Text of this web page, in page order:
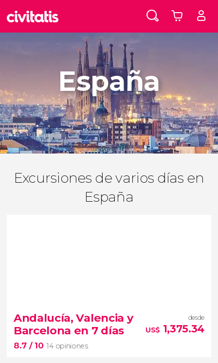
España
Excursiones de varios días en
España
Andalucía, Valencia y
Barcelona en 7 días
8.7 / 10 14 opiniones
desde
US$ 1,375.34